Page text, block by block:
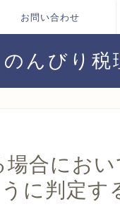
お問い合わせ
のんびり税
合にお
に判定す